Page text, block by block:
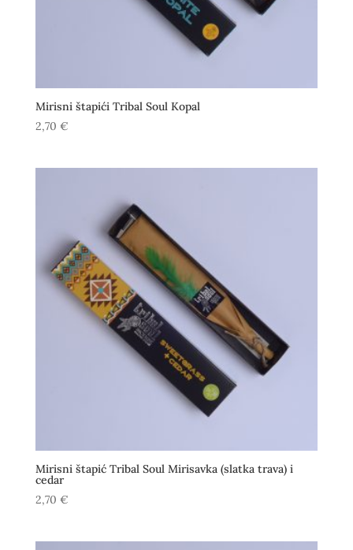
Mirisni štapići Tribal Soul Kopal
2,70 €
Mirisni štapić Tribal Soul Mirisavka (slatka trava) i
cedar
2,70 €